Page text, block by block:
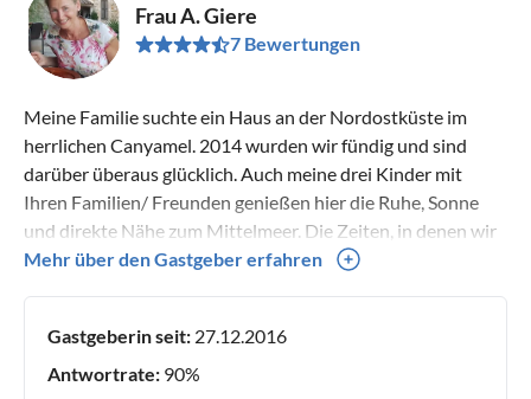
Frau A. Giere
7 Bewertungen
Meine Familie suchte ein Haus an der Nordostküste im
herrlichen Canyamel. 2014 wurden wir fündig und sind
darüber überaus glücklich. Auch meine drei Kinder mit
Ihren Familien/ Freunden genießen hier die Ruhe, Sonne
und direkte Nähe zum Mittelmeer. Die Zeiten, in denen wir
nicht vor Ort sein können, stellen wir unseren Gästen gern
Mehr über den Gastgeber erfahren
Gastgeberin seit: 27.12.2016
Antwortrate: 90%